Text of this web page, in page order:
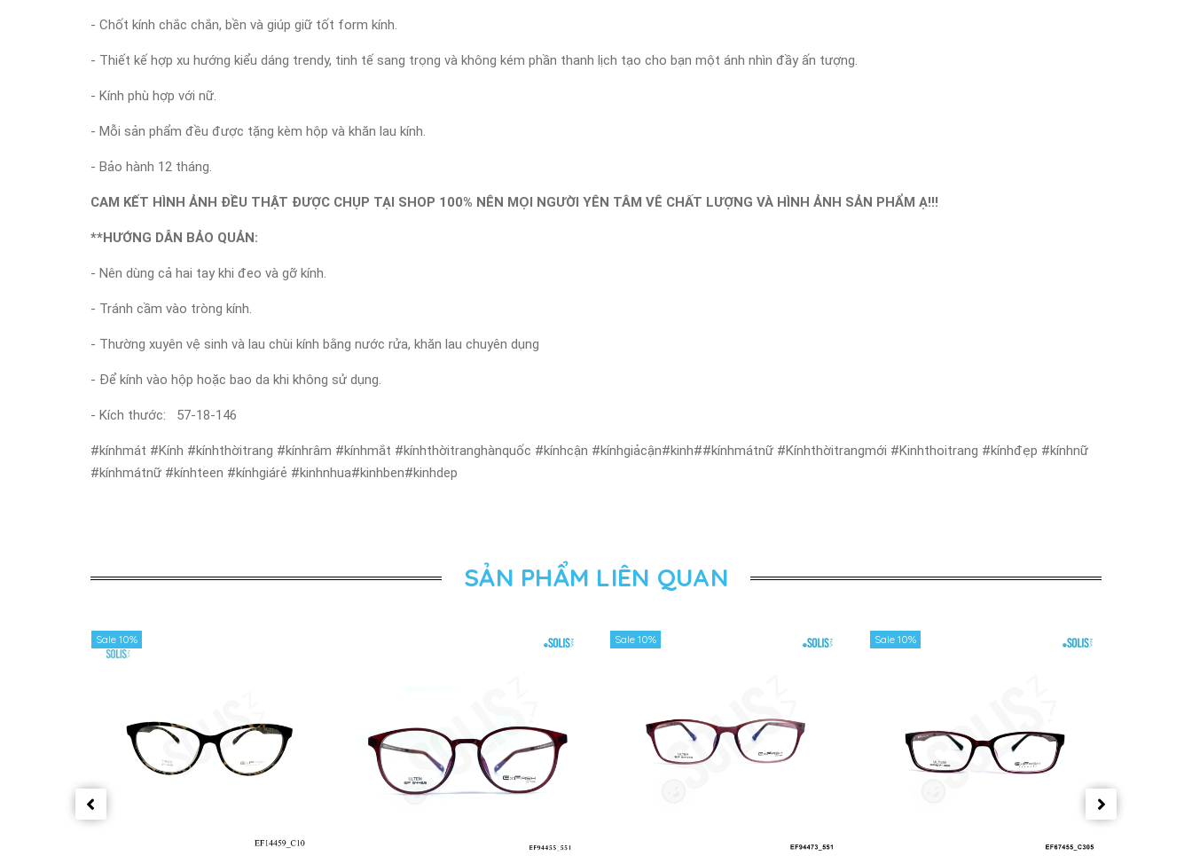
- Chốt kính chắc chắn, bền và giúp giữ tốt form kính.
- Thiết kế hợp xu hướng kiểu dáng trendy, tinh tế sang trọng và không kém phần thanh lịch tạo cho bạn một ánh nhìn đầy ấn tượng.
- Kính phù hợp với nữ.
- Mỗi sản phẩm đều được tặng kèm hộp và khăn lau kính.
- Bảo hành 12 tháng.
CAM KẾT HÌNH ẢNH ĐỀU THẬT ĐƯỢC CHỤP TẠI SHOP 100% NÊN MỌI NGƯỜI YÊN TÂM VÊ CHẤT LƯỢNG VÀ HÌNH ẢNH SẢN PHẨM Ạ!!!
**HƯỚNG DẪN BẢO QUẢN:
- Nên dùng cả hai tay khi đeo và gỡ kính.
- Tránh cầm vào tròng kính.
- Thường xuyên vệ sinh và lau chùi kính bằng nước rửa, khăn lau chuyên dụng
- Để kính vào hộp hoặc bao da khi không sử dụng.
- Kích thước: 57-18-146
#kínhmát #Kính #kínhthờitrang #kínhrâm #kínhmắt #kínhthờitranghànquốc #kínhcận #kínhgiảcận#kinh##kínhmátnữ #Kínhthờitrangmới #Kinhthoitrang #kínhđẹp #kínhnữ
#kínhmátnữ #kínhteen #kínhgiárẻ #kinhnhua#kinhben#kinhdep
SẢN PHẨM LIÊN QUAN
Sale 10% Sale 10% Sale 10%